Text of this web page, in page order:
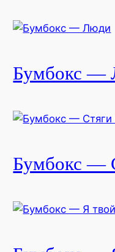
Бумбокс —
Бумбокс —